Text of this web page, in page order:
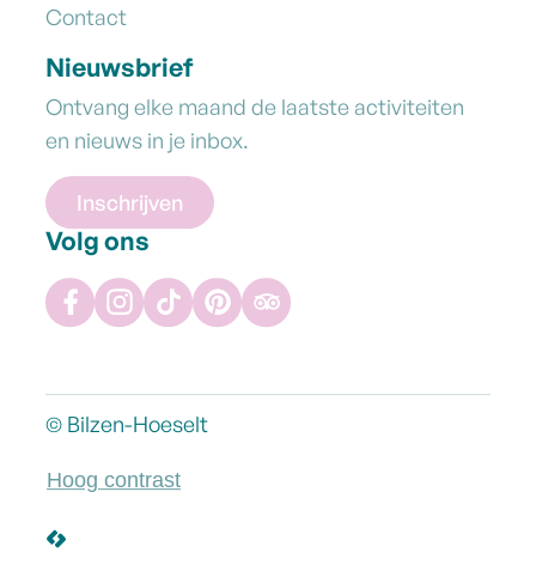
Contact
Nieuwsbrief
Ontvang elke maand de laatste activiteiten
en nieuws in je inbox.
Inschrijven
Volg ons
FacebookInstagram
TikTokPinterestTripadvisor
© Bilzen-Hoeselt
Hoog contrast
LCP nv 2026 ©